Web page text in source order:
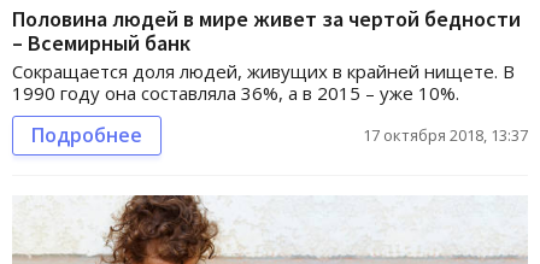
Половина людей в мире живет за чертой бедности
– Всемирный банк
Сокращается доля людей, живущих в крайней нищете. В
1990 году она составляла 36%, а в 2015 – уже 10%.
Подробнее 17 октября 2018, 13:37